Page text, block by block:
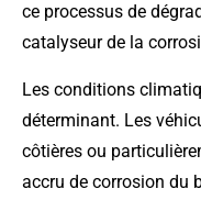
ce processus de
catalyseur de la
Les conditions
déterminant. Les
côtières ou
accru de corrosion du